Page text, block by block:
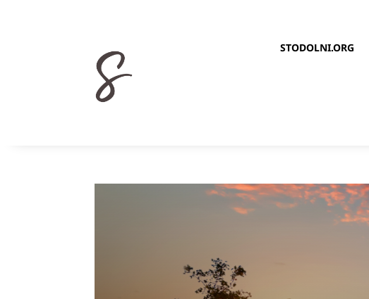
STODOLNI.ORG